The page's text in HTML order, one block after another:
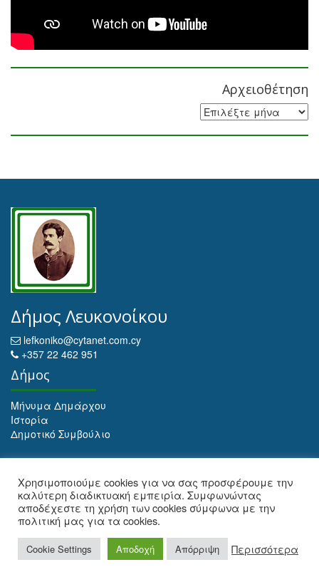
Αρχειοθέτηση
Αρχειοθέτηση
Δήμος Λευκονοίκου
lefkoniko@cytanet.com.cy
+357 22 462 951
Δήμος
Μήνυμα Δημάρχου
Ιστορία
Δημοτικό Συμβούλιο
Αρχειοθέτηση
Web Design and Development by Maria Ioulianou
Χρησιμοποιούμε cookies για να σας προσφέρουμε την
καλύτερη διαδικτυακή εμπειρία. Συμφωνώντας
αποδέχεστε τη χρήση των cookies σύμφωνα με την
πολιτική μας για τα cookies.
Cookie Settings Αποδοχή Απόρριψη Περισσότερα